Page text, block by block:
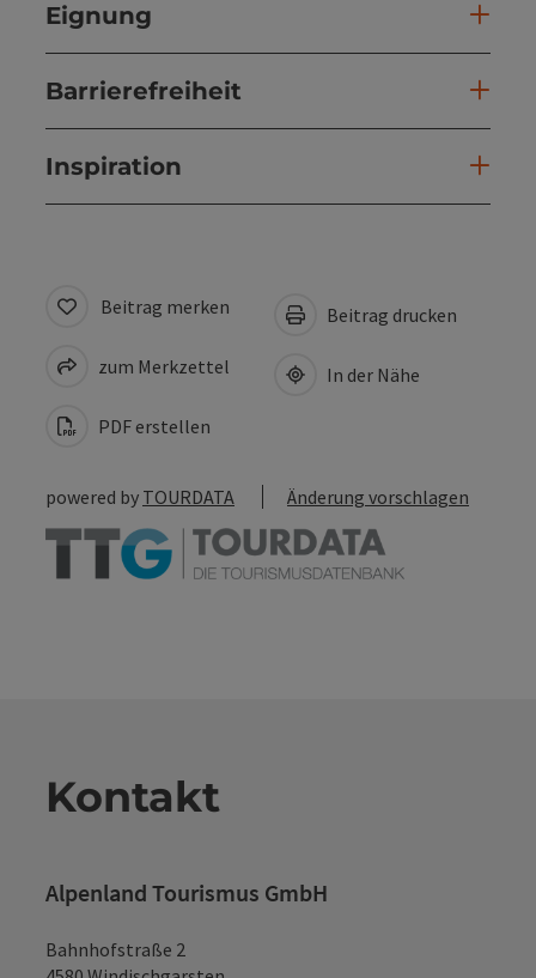
Eignung
Barrierefreiheit
Inspiration
Beitrag merken
zum Merkzettel
PDF erstellen
Beitrag drucken
In der Nähe
powered by TOURDATA Änderung vorschlagen
Kontakt
Alpenland Tourismus GmbH
Bahnhofstraße 2